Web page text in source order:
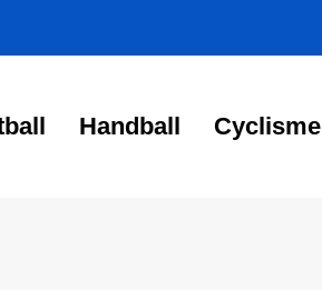
Handball Cyclisme